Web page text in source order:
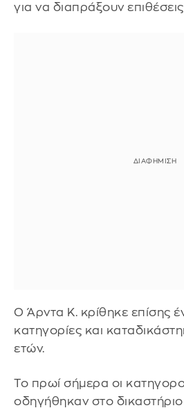
για να διαπράξουν
Ο Άρντα Κ. κρίθηκε επίσης
κατηγορίες και
ετών.
Το πρωί σήμερα οι
οδηγήθηκαν στο